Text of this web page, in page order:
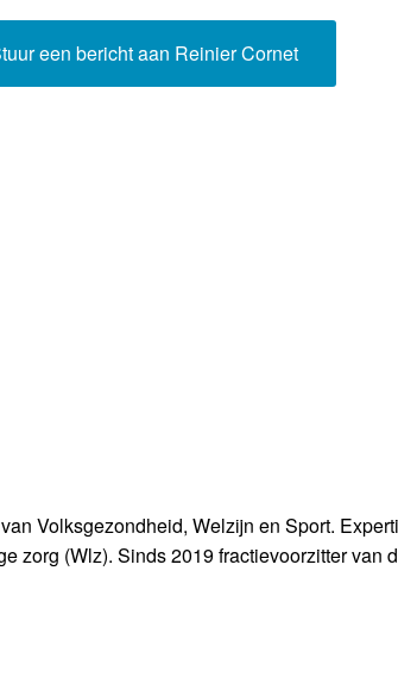
Weerman
een bericht aan Reinier Cornet
Volksgezondheid, Welzijn en Sport.
zorg (Wlz). Sinds 2019 fractievoorzitter van